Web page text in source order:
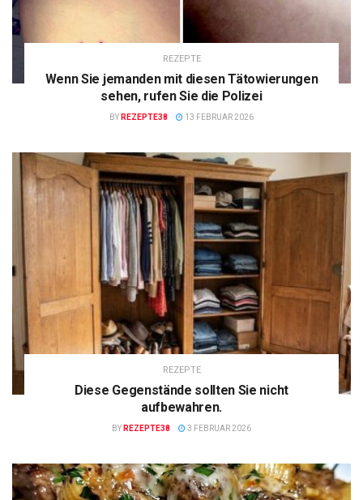
REZEPTE
Wenn Sie jemanden mit diesen Tätowierungen
sehen, rufen Sie die Polizei
BY REZEPTE38 13 FEBRUAR 2026
REZEPTE
Diese Gegenstände sollten Sie nicht
aufbewahren.
BY REZEPTE38 3 FEBRUAR 2026